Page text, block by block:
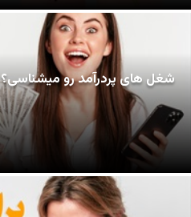
شغل های پردرآمد رو میشناسی؟